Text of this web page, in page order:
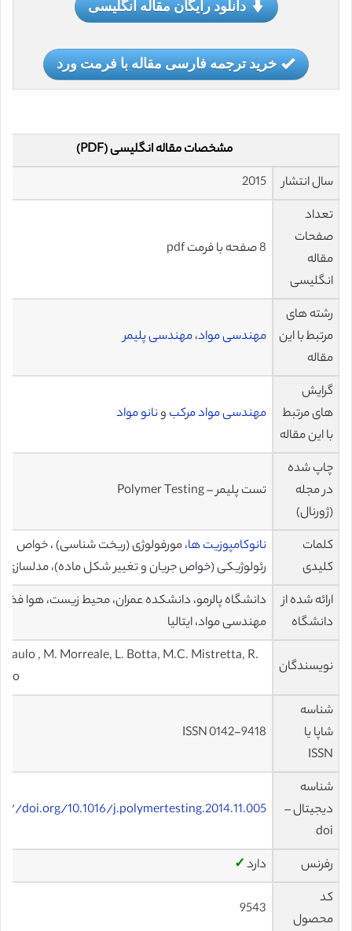
دانلود رایگان مقاله انگلیسی
خرید ترجمه فارسی مقاله با فرمت ورد
مشخصات مقاله انگلیسی (PDF)
سال انتشار
2015
تعداد
صفحات
مقاله
انگلیسی
8 صفحه با فرمت pdf
رشته های
مرتبط با این
مقاله
مهندسی مواد،مهندسی پلیمر
گرایش
های مرتبط
با این مقاله
مهندسی مواد مرکب ونانو مواد
چاپ شده
در مجله
(ژورنال)
تست پلیمر – Polymer Testing
کلمات
کلیدی
نانوکامپوزیت ها، مورفولوژی (ریخت شناسی) ، خواص
رئولوژیکی (خواص جریان و تغییر شکل ماده)، مدلسازی
ارائه شده از
دانشگاه
دانشگاه پالرمو، دانشکده عمران، محیط زیست، هوا فضا،
مهندسی مواد، ایتالیا
نویسندگان
, M. Morreale, L. Botta, M.C. Mistretta, R.
شناسه
شاپا یا
ISSN
ISSN 0142-9418
شناسه
دیجیتال –
doi
doi.org/10.1016/j.polymertesting.2014.11.005
رفرنس دارد✓
کد
محصول
9543